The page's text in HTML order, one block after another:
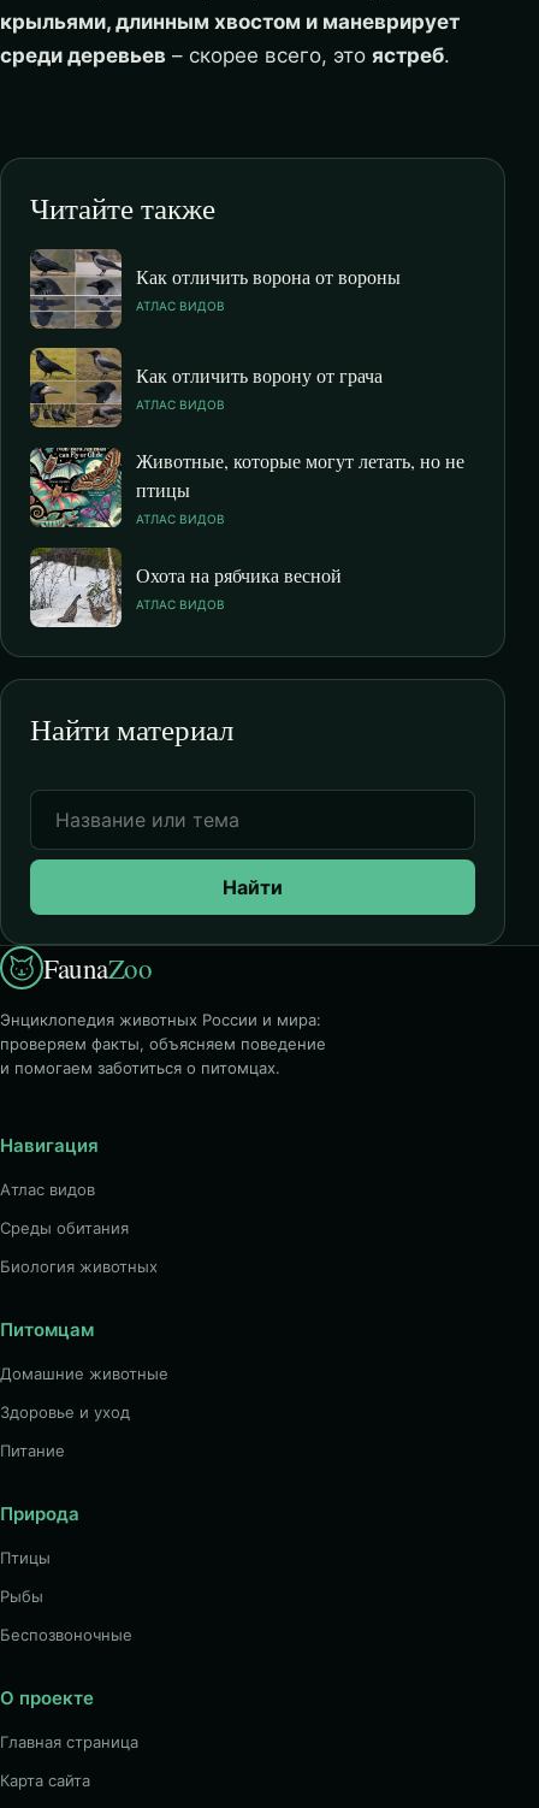
крыльями, длинным хвостом и маневрирует
среди деревьев – скорее всего, это ястреб.
Читайте также
Как отличить ворона от вороны
АТЛАС ВИДОВ
Как отличить ворону от грача
АТЛАС ВИДОВ
Животные, которые могут летать, но не
птицы
АТЛАС ВИДОВ
Охота на рябчика весной
АТЛАС ВИДОВ
Найти материал
Найти
FaunaZoo
Энциклопедия животных России и мира:
проверяем факты, объясняем поведение
и помогаем заботиться о питомцах.
Навигация
Атлас видов
Среды обитания
Биология животных
Питомцам
Домашние животные
Здоровье и уход
Питание
Природа
Птицы
Рыбы
Беспозвоночные
О проекте
Главная страница
Карта сайта